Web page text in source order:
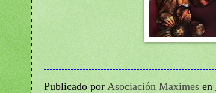
Publicado por Asociación Maximes en